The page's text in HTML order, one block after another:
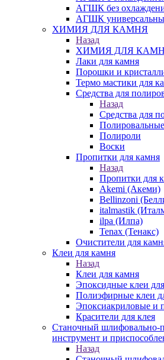
АГШК без
АГШК
ХИМИЯ ДЛЯ КАМНЯ
Назад
ХИМИЯ ДЛЯ
Лаки для камня
Порошки и
Термо мастики для
Средства для
Назад
Средства для
Полироли
Воски
Пропитки для камня
Назад
Пропитки для
Akemi (Акеми)
Bellinzoni
italmastik
ilpa (Илпа)
Tenax (Тенакс)
Очистители для
Клеи для камня
Назад
Клеи для камня
Эпоксидные клеи
Полиэфирные клеи
Эпоксиакриловые и
Красители для клея
Станочный шлифовально-
инструмент и
Назад